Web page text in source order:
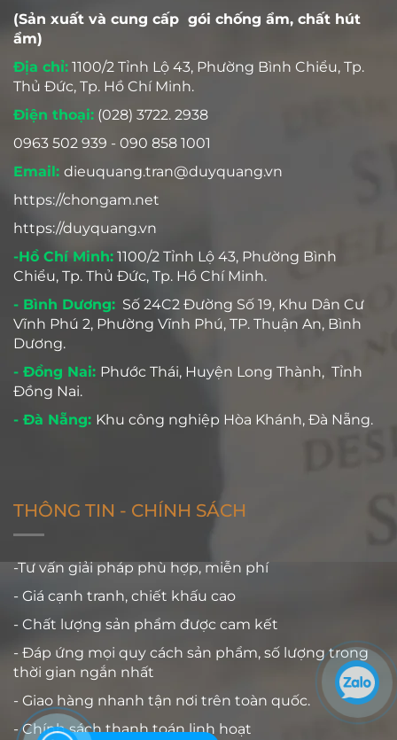
(Sản xuất và cung cấp gói chống ẩm, chất hút
ẩm)
Địa chỉ: 1100/2 Tỉnh Lộ 43, Phường Bình Chiểu, Tp.
Thủ Đức, Tp. Hồ Chí Minh.
Điện thoại: (028) 3722. 2938
0963 502 939 - 090 858 1001
Email: dieuquang.tran@duyquang.vn
https://chongam.net
https://duyquang.vn
-Hồ Chí Minh: 1100/2 Tỉnh Lộ 43, Phường Bình
Chiểu, Tp. Thủ Đức, Tp. Hồ Chí Minh.
- Bình Dương: Số 24C2 Đường Số 19, Khu Dân Cư
Vĩnh Phú 2, Phường Vĩnh Phú, TP. Thuận An, Bình
Dương.
- Đồng Nai: Phước Thái, Huyện Long Thành, Tỉnh
Đồng Nai.
- Đà Nẵng: Khu công nghiệp Hòa Khánh, Đà Nẵng.
THÔNG TIN - CHÍNH SÁCH
-Tư vấn giải pháp phù hợp, miễn phí
- Giá cạnh tranh, chiết khấu cao
- Chất lượng sản phẩm được cam kết
- Đáp ứng mọi quy cách sản phẩm, số lượng trong
thời gian ngắn nhất
- Giao hàng nhanh tận nơi trên toàn quốc.
- Chính sách thanh toán linh hoạt